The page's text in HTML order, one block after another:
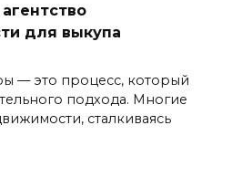
для выкупа
— это процесс, который
подхода. Многие
сталкиваясь